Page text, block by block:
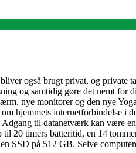
også brugt privat, og private
og samtidig gøre det nemt for
nye monitorer og den nye
hjemmets internetforbindelse i
til datanetværk kan være
til 20 timers batteritid, en 14
SSD på 512 GB. Selve